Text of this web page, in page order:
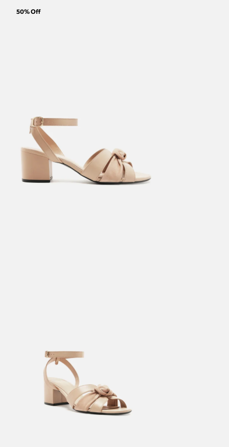
50% Off